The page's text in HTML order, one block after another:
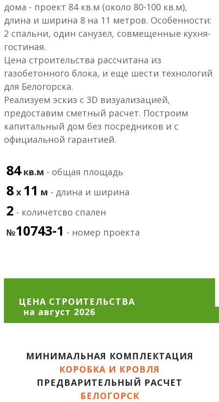
дома - проект 84 кв.м (около 80-100 кв.м),
длина и ширина 8 на 11 метров. Особенности:
2 спальни, один санузел, совмещенные кухня-
гостиная.
Цена строительства рассчитана из
газобетонного блока, и еще шести технологий
для Белогорска.
Реализуем эскиз с 3D визуализацией,
предоставим сметный расчет. Построим
капитальный дом без посредников и с
официальной гарантией.
84 кв.м - общая площадь
8 х 11 м - длина и ширина
2 - количетсво спален
№10743-1 - номер проекта
ЦЕНА СТРОИТЕЛЬСТВА
МИНИМАЛЬНАЯ КОМПЛЕКТАЦИЯ
КОРОБКА И КРОВЛЯ
ПРЕДВАРИТЕЛЬНЫЙ РАСЧЕТ
БЕЛОГОРСК